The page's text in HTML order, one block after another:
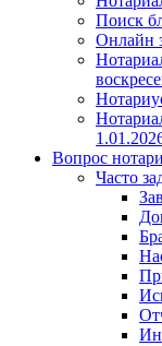
Поиск
Онлайн
Вопрос
Часто